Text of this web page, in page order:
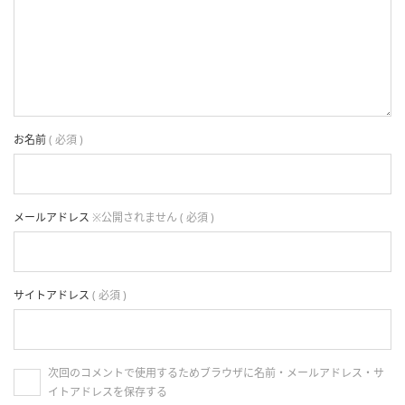
お名前( 必須 )
メールアドレス ※公開されません ( 必須 )
サイトアドレス ( 必須 )
次回のコメントで使用するためブラウザに名前・メールアドレス・サ
イトアドレスを保存する